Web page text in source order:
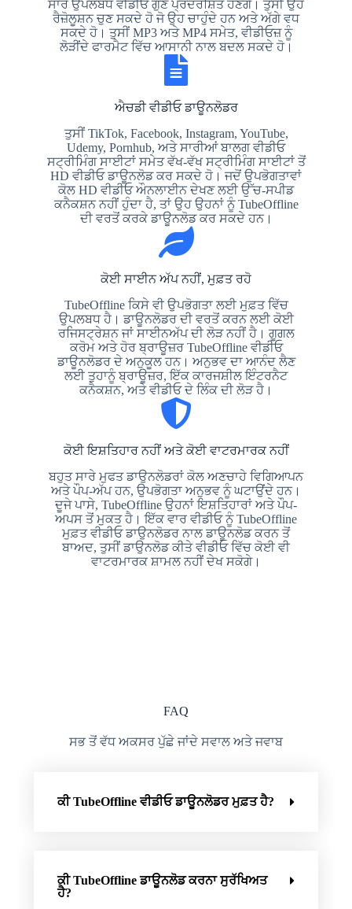
ਸਾਰੇ ਉਪਲਬਧ ਵੀਡੀਓ ਗੁਣ ਪ੍ਰਦਰਸ਼ਿਤ ਹੋਣਗੇ। ਤੁਸੀਂ ਉਹ
ਰੈਜ਼ੋਲੂਸ਼ਨ ਚੁਣ ਸਕਦੇ ਹੋ ਜੋ ਉਹ ਚਾਹੁੰਦੇ ਹਨ ਅਤੇ ਅੱਗੇ ਵਧ
ਸਕਦੇ ਹੋ। ਤੁਸੀਂ MP3 ਅਤੇ MP4 ਸਮੇਤ, ਵੀਡੀਓਜ਼ ਨੂੰ
ਲੋੜੀਂਦੇ ਫਾਰਮੈਟ ਵਿੱਚ ਆਸਾਨੀ ਨਾਲ ਬਦਲ ਸਕਦੇ ਹੋ।
ਐਚਡੀ ਵੀਡੀਓ ਡਾਊਨਲੋਡਰ
ਤੁਸੀਂ TikTok, Facebook, Instagram, YouTube,
Udemy, Pornhub, ਅਤੇ ਸਾਰੀਆਂ ਬਾਲਗ ਵੀਡੀਓ
ਸਟ੍ਰੀਮਿੰਗ ਸਾਈਟਾਂ ਸਮੇਤ ਵੱਖ-ਵੱਖ ਸਟ੍ਰੀਮਿੰਗ ਸਾਈਟਾਂ ਤੋਂ
HD ਵੀਡੀਓ ਡਾਊਨਲੋਡ ਕਰ ਸਕਦੇ ਹੋ। ਜਦੋਂ ਉਪਭੋਗਤਾਵਾਂ
ਕੋਲ HD ਵੀਡੀਓ ਔਨਲਾਈਨ ਦੇਖਣ ਲਈ ਉੱਚ-ਸਪੀਡ
ਕਨੈਕਸ਼ਨ ਨਹੀਂ ਹੁੰਦਾ ਹੈ, ਤਾਂ ਉਹ ਉਹਨਾਂ ਨੂੰ TubeOffline
ਦੀ ਵਰਤੋਂ ਕਰਕੇ ਡਾਊਨਲੋਡ ਕਰ ਸਕਦੇ ਹਨ।
ਕੋਈ ਸਾਈਨ ਅੱਪ ਨਹੀਂ, ਮੁਫ਼ਤ ਰਹੋ
TubeOffline ਕਿਸੇ ਵੀ ਉਪਭੋਗਤਾ ਲਈ ਮੁਫ਼ਤ ਵਿੱਚ
ਉਪਲਬਧ ਹੈ। ਡਾਊਨਲੋਡਰ ਦੀ ਵਰਤੋਂ ਕਰਨ ਲਈ ਕੋਈ
ਰਜਿਸਟ੍ਰੇਸ਼ਨ ਜਾਂ ਸਾਈਨਅੱਪ ਦੀ ਲੋੜ ਨਹੀਂ ਹੈ। ਗੂਗਲ
ਕਰੋਮ ਅਤੇ ਹੋਰ ਬ੍ਰਾਊਜ਼ਰ TubeOffline ਵੀਡੀਓ
ਡਾਊਨਲੋਡਰ ਦੇ ਅਨੁਕੂਲ ਹਨ। ਅਨੁਭਵ ਦਾ ਆਨੰਦ ਲੈਣ
ਲਈ ਤੁਹਾਨੂੰ ਬ੍ਰਾਊਜ਼ਰ, ਇੱਕ ਕਾਰਜਸ਼ੀਲ ਇੰਟਰਨੈਟ
ਕਨੈਕਸ਼ਨ, ਅਤੇ ਵੀਡੀਓ ਦੇ ਲਿੰਕ ਦੀ ਲੋੜ ਹੈ।
ਕੋਈ ਇਸ਼ਤਿਹਾਰ ਨਹੀਂ ਅਤੇ ਕੋਈ ਵਾਟਰਮਾਰਕ ਨਹੀਂ
ਬਹੁਤ ਸਾਰੇ ਮੁਫਤ ਡਾਉਨਲੋਡਰਾਂ ਕੋਲ ਅਣਚਾਹੇ ਵਿਗਿਆਪਨ
ਅਤੇ ਪੌਪ-ਅੱਪ ਹਨ, ਉਪਭੋਗਤਾ ਅਨੁਭਵ ਨੂੰ ਘਟਾਉਂਦੇ ਹਨ।
ਦੂਜੇ ਪਾਸੇ, TubeOffline ਉਹਨਾਂ ਇਸ਼ਤਿਹਾਰਾਂ ਅਤੇ ਪੌਪ-
ਅਪਸ ਤੋਂ ਮੁਕਤ ਹੈ। ਇੱਕ ਵਾਰ ਵੀਡੀਓ ਨੂੰ TubeOffline
ਮੁਫ਼ਤ ਵੀਡੀਓ ਡਾਉਨਲੋਡਰ ਨਾਲ ਡਾਊਨਲੋਡ ਕਰਨ ਤੋਂ
ਬਾਅਦ, ਤੁਸੀਂ ਡਾਉਨਲੋਡ ਕੀਤੇ ਵੀਡੀਓ ਵਿੱਚ ਕੋਈ ਵੀ
ਵਾਟਰਮਾਰਕ ਸ਼ਾਮਲ ਨਹੀਂ ਦੇਖ ਸਕੋਗੇ।
FAQ
ਸਭ ਤੋਂ ਵੱਧ ਅਕਸਰ ਪੁੱਛੇ ਜਾਂਦੇ ਸਵਾਲ ਅਤੇ ਜਵਾਬ
ਕੀ TubeOffline ਵੀਡੀਓ ਡਾਊਨਲੋਡਰ ਮੁਫ਼ਤ ਹੈ?
ਕੀ TubeOffline ਡਾਊਨਲੋਡ ਕਰਨਾ ਸੁਰੱਖਿਅਤ
ਹੈ?